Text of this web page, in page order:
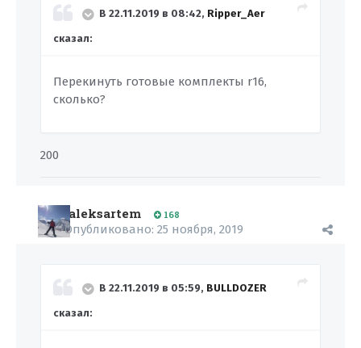
В 22.11.2019 в 08:42, Ripper_Aer
сказал:
Перекинуть готовые комплекты r16,
сколько?
200
aleksartem 168
Опубликовано: 25 ноября, 2019
В 22.11.2019 в 05:59, BULLDOZER
сказал: